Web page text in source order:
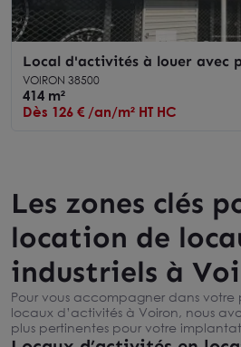
Local d'activités à louer avec
terrain à Voiron
VOIRON 38500
414 m²
Dès 126 € /an/m² HT HC
Les zones clés
location de
industriels à
Pour vous accompagner dans
locaux d’activités à Voiron, nous
plus pertinentes pour votre